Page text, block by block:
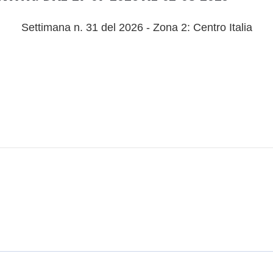
Settimana n. 31 del 2026 - Zona 2: Centro Italia